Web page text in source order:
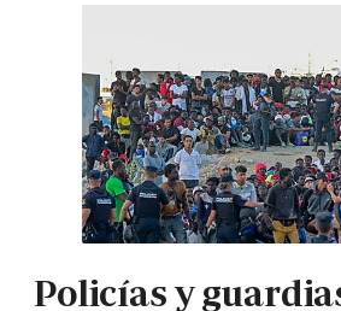
Policías y